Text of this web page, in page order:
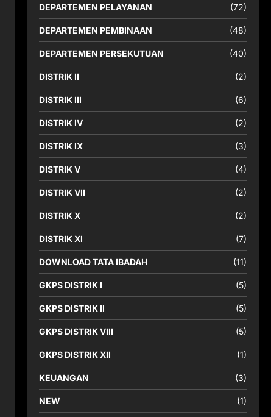
DEPARTEMEN PELAYANAN (72)
DEPARTEMEN PEMBINAAN (48)
DEPARTEMEN PERSEKUTUAN (40)
DISTRIK II (2)
DISTRIK III (6)
DISTRIK IV (2)
DISTRIK IX (3)
DISTRIK V (4)
DISTRIK VII (2)
DISTRIK X (2)
DISTRIK XI (7)
DOWNLOAD TATA IBADAH (11)
GKPS DISTRIK I (5)
GKPS DISTRIK II (5)
GKPS DISTRIK VIII (5)
GKPS DISTRIK XII (1)
KEUANGAN (3)
NEW (1)